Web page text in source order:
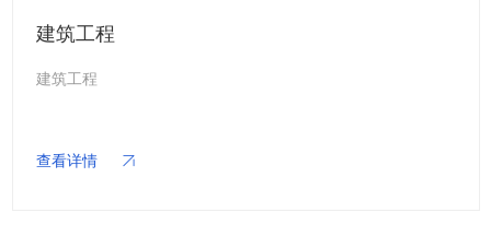
建筑工程
建筑工程
查看详情